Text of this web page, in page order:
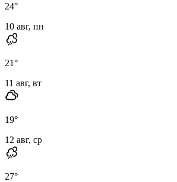
24°
10 авг, пн
21°
11 авг, вт
19°
12 авг, ср
27°